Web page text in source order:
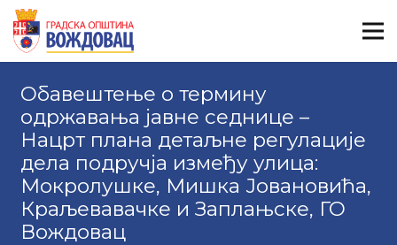
Обавештење о термину
одржавања јавне седнице –
Нацрт плана детаљне регулације
дела подручја између улица:
Мокролушке, Мишка Јовановића,
Краљевавачке и Заплањске, ГО
Вождовац